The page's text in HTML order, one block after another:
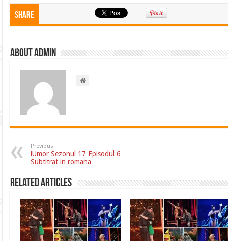
Share
About admin
Previous
iUmor Sezonul 17 Episodul 6
Subtitrat in romana
Related Articles